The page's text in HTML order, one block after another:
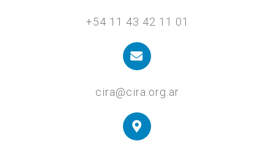
+54 11 43 42 11 01
cira@cira.org.ar